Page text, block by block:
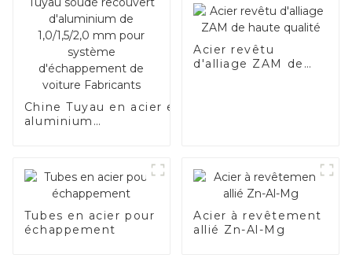
Chine Tuyau en acier en
aluminium
1,0/1,5/2,0 mm pour
système d'échappement
Acier revêtu
d'alliage ZAM de
Tubes en acier pour
échappement
Acier à revêtement
allié Zn-Al-Mg